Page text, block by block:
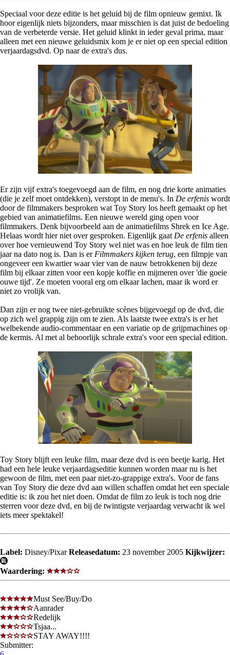
Speciaal voor deze editie is het geluid bij de film opnieuw gemixt. Ik
hoor eigenlijk niets bijzonders, maar misschien is dat juist de bedoeling
van de verbeterde versie. Het geluid klinkt in ieder geval prima, maar
alleen met een nieuwe geluidsmix kom je er niet op een special edition
verjaardagsdvd. Op naar de extra's dus.
Er zijn vijf extra's toegevoegd aan de film, en nog drie korte animaties
(die je zelf moet ontdekken), verstopt in de menu's. In De erfenis wordt
door de filmmakers besproken wat Toy Story los heeft gemaakt op het
gebied van animatiefilms. Een nieuwe wereld ging open voor
filmmakers. Denk bijvoorbeeld aan de animatiefilms Shrek en Ice Age.
Helaas wordt hier niet over gesproken. Eigenlijk gaat De erfenis alleen
over hoe vernieuwend Toy Story wel niet was en hoe leuk de film tien
jaar na dato nog is. Dan is er Filmmakers kijken terug, een filmpje van
ongeveer een kwartier waar vier van de nauw betrokkenen bij deze
film bij elkaar zitten voor een kopje koffie en mijmeren over 'die goeie
ouwe tijd'. Ze moeten vooral erg om elkaar lachen, maar ik word er
niet zo vrolijk van.
Dan zijn er nog twee niet-gebruikte scènes bijgevoegd op de dvd, die
op zich wel grappig zijn om te zien. Als laatste twee extra's is er het
welbekende audio-commentaar en een variatie op de grijpmachines op
de kermis. Al met al behoorlijk schrale extra's voor een special edition.
Toy Story blijft een leuke film, maar deze dvd is een beetje karig. Het
had een hele leuke verjaardagseditie kunnen worden maar nu is het
gewoon de film, met een paar niet-zo-grappige extra's. Voor de fans
van Toy Story die deze dvd aan willen schaffen omdat het een speciale
editie is: ik zou het niet doen. Omdat de film zo leuk is toch nog drie
sterren voor deze dvd, en bij de twintigste verjaardag verwacht ik wel
iets meer spektakel!
Label: Disney/PixarReleasedatum: 23 november 2005 Kijkwijzer:
Waardering:
Must See/Buy/Do
Aanrader
Redelijk
Tsjaa...
STAY AWAY!!!!
Submitter: